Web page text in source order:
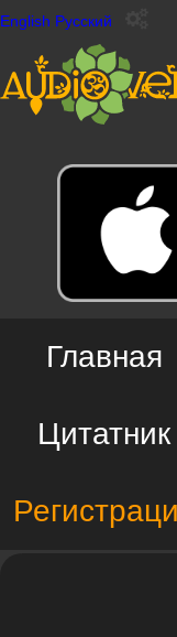
English Русский
Главная
Цитатник